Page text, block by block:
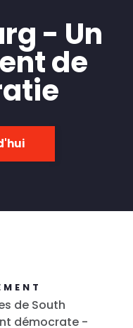
- Un
de
de South
démocrate -